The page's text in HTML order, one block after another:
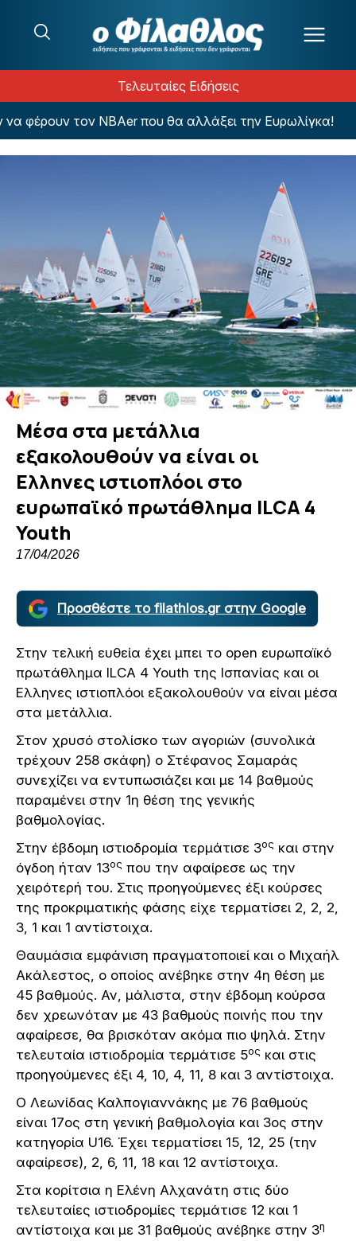
Τελευταίες Ειδήσεις
τον NBAer που θα αλλάξει την Ευρωλίγκα!
Μέσα στα μετάλλια
εξακολουθούν να είναι οι
Ελληνες ιστιοπλόοι στο
ευρωπαϊκό πρωτάθλημα ILCA 4
Youth
17/04/2026
Προσθέστε το filathlos.gr στην Google
Στην τελική ευθεία έχει μπει το open ευρωπαϊκό
πρωτάθλημα ILCA 4 Youth της Ισπανίας και οι
Ελληνες ιστιοπλόοι εξακολουθούν να είναι μέσα
στα μετάλλια.
Στον χρυσό στολίσκο των αγοριών (συνολικά
τρέχουν 258 σκάφη) ο Στέφανος Σαμαράς
συνεχίζει να εντυπωσιάζει και με 14 βαθμούς
παραμένει στην 1η θέση της γενικής
βαθμολογίας.
Στην έβδομη ιστιοδρομία τερμάτισε 3ος και στην
όγδοη ήταν 13ος που την αφαίρεσε ως την
χειρότερή του. Στις προηγούμενες έξι κούρσες
της προκριματικής φάσης είχε τερματίσει 2, 2, 2,
3, 1 και 1 αντίστοιχα.
Θαυμάσια εμφάνιση πραγματοποιεί και ο Μιχαήλ
Ακάλεστος, ο οποίος ανέβηκε στην 4η θέση με
45 βαθμούς. Αν, μάλιστα, στην έβδομη κούρσα
δεν χρεωνόταν με 43 βαθμούς ποινής που την
αφαίρεσε, θα βρισκόταν ακόμα πιο ψηλά. Στην
τελευταία ιστιοδρομία τερμάτισε 5ος και στις
προηγούμενες έξι 4, 10, 4, 11, 8 και 3 αντίστοιχα.
Ο Λεωνίδας Καλπογιαννάκης με 76 βαθμούς
είναι 17ος στη γενική βαθμολογία και 3ος στην
κατηγορία U16. Έχει τερματίσει 15, 12, 25 (την
αφαίρεσε), 2, 6, 11, 18 και 12 αντίστοιχα.
Στα κορίτσια η Ελένη Αλχανάτη στις δύο
τελευταίες ιστιοδρομίες τερμάτισε 12 και 1
αντίστοιχα και με 31 βαθμούς ανέβηκε στην 3η